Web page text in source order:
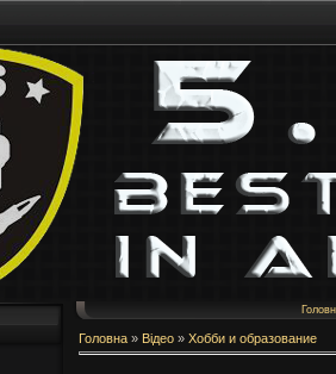
Головна » Відео » Хобби и образование